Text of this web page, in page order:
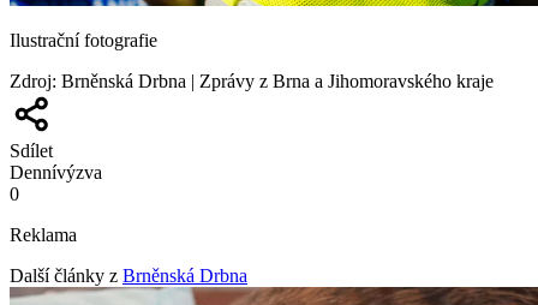
Ilustrační fotografie
Zdroj: Brněnská Drbna | Zprávy z Brna a Jihomoravského kraje
Sdílet
Dennívýzva
0
Reklama
Další články z Brněnská Drbna